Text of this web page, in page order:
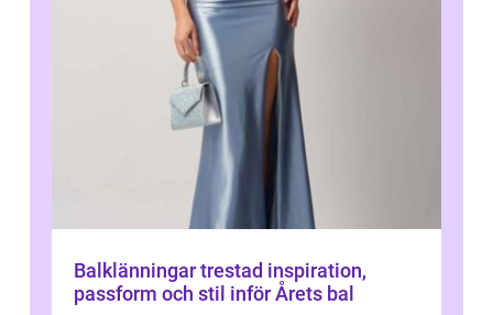
Balklänningar trestad inspiration,
passform och stil inför Årets bal